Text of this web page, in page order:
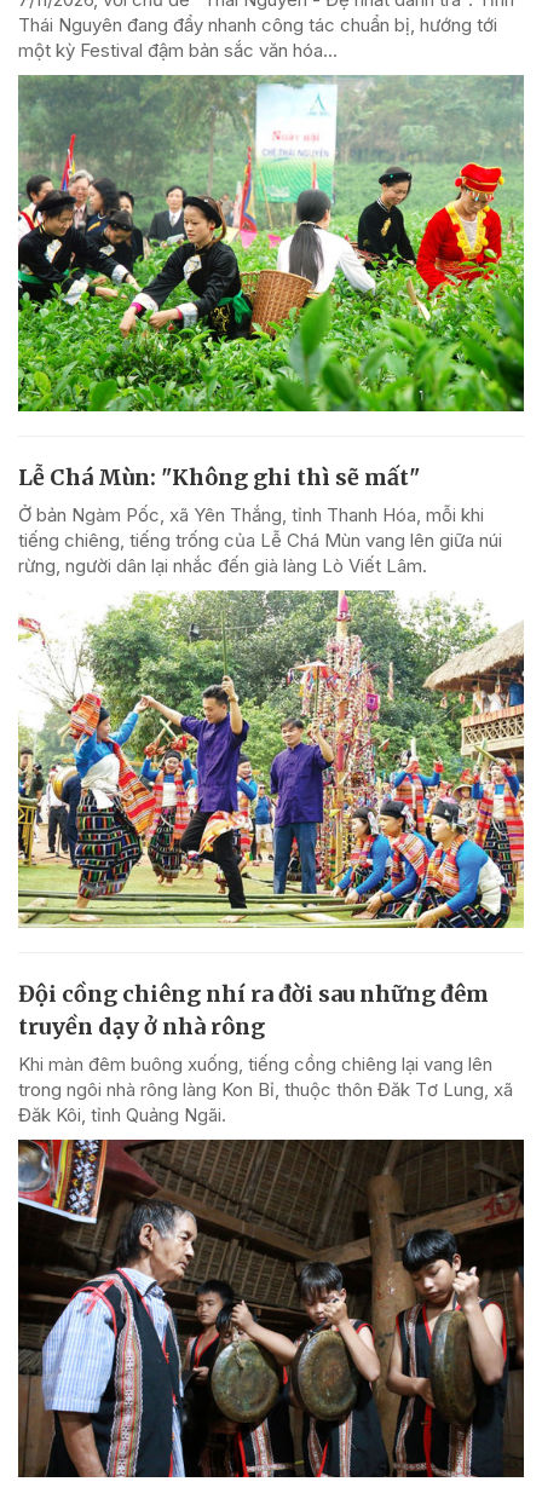
Thái Nguyên đang đẩy nhanh công tác chuẩn bị, hướng tới
một kỳ Festival đậm bản sắc văn hóa...
Lễ Chá Mùn: "Không ghi thì sẽ mất"
Ở bản Ngàm Pốc, xã Yên Thắng, tỉnh Thanh Hóa, mỗi khi
tiếng chiêng, tiếng trống của Lễ Chá Mùn vang lên giữa núi
rừng, người dân lại nhắc đến già làng Lò Viết Lâm.
Đội cồng chiêng nhí ra đời sau những đêm
truyền dạy ở nhà rông
Khi màn đêm buông xuống, tiếng cồng chiêng lại vang lên
trong ngôi nhà rông làng Kon Bỉ, thuộc thôn Đăk Tơ Lung, xã
Đăk Kôi, tỉnh Quảng Ngãi.